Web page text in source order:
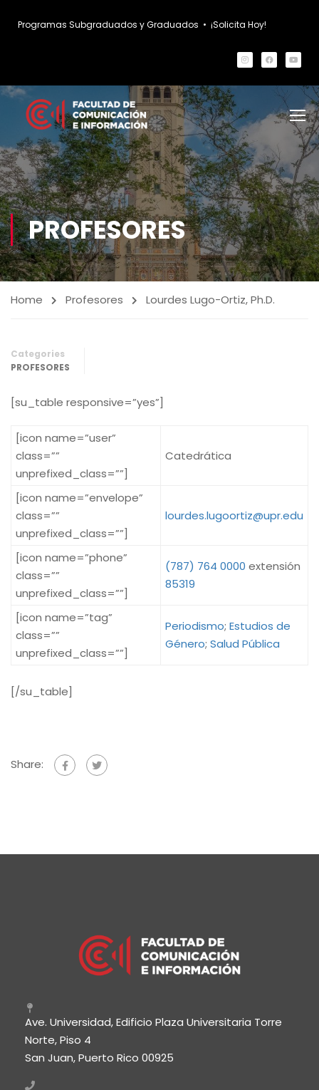
Programas Subgraduados y Graduados • ¡Solicita Hoy!
PROFESORES
Home Profesores Lourdes Lugo-Ortiz, Ph.D.
Categories
PROFESORES
[su_table responsive=”yes”]
[icon name=”user”
class=””
unprefixed_class=””]
Catedrática
[icon name=”envelope”
class=””
unprefixed_class=””]
lourdes.lugoortiz@upr.edu
[icon name=”phone”
class=””
unprefixed_class=””]
(787) 764 0000 extensión
85319
[icon name=”tag”
class=””
unprefixed_class=””]
Periodismo; Estudios de
Género; Salud Pública
[/su_table]
Share:
Ave. Universidad, Edificio Plaza Universitaria Torre
Norte, Piso 4
San Juan, Puerto Rico 00925